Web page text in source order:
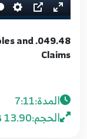
and
Claims
المدة:7:11
الحجم:13.90 MB
42
2:23
43
11:04